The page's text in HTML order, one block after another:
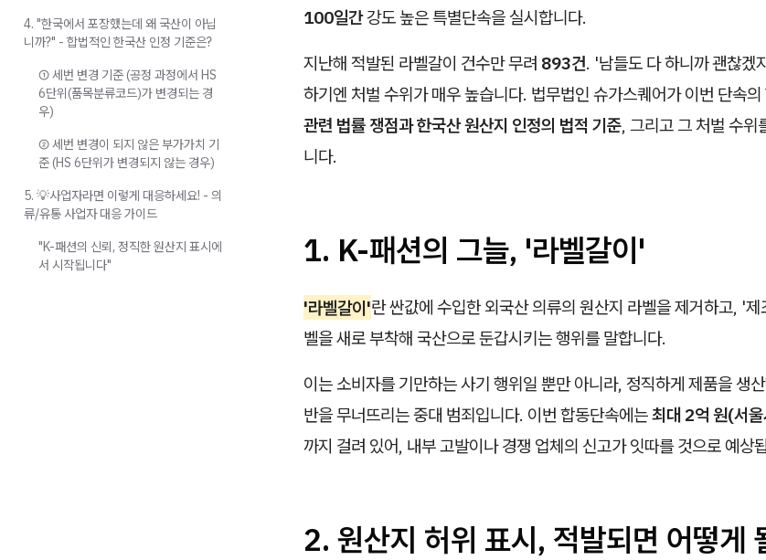
100일간강도 높은 특별단속을 실시합니다.
지난해 적발된 라벨갈이 건수만 무려 893건. '남들도 다 하니까 괜찮겠
하기엔 처벌 수위가 매우 높습니다. 법무법인 슈가스퀘어가 이번 단속의
관련 법률 쟁점과 한국산 원산지 인정의 법적 기준, 그리고 그 처벌 수위
니다.
1. K-패션의 그늘, '라벨갈이'
'라벨갈이'란 싼값에 수입한 외국산 의류의 원산지 라벨을 제거하고, '
벨을 새로 부착해 국산으로 둔갑시키는 행위를 말합니다.
이는 소비자를 기만하는 사기 행위일 뿐만 아니라, 정직하게 제품을 생
반을 무너뜨리는 중대 범죄입니다. 이번 합동단속에는최대 2억 원(서
까지 걸려 있어, 내부 고발이나 경쟁 업체의 신고가 잇따를 것으로 예상
2. 원산지 허위 표시, 적발되면 어떻게
4. "한국에서 포장했는데 왜 국산이 아닙
니까?" - 합법적인 한국산 인정 기준은?
① 세번 변경 기준 (공정 과정에서 HS
6단위(품목분류코드)가 변경되는 경
우)
② 세번 변경이 되지 않은 부가가치 기
준 (HS 6단위가 변경되지 않는 경우)
5. 💡사업자라면 이렇게 대응하세요! - 의
류/유통 사업자 대응 가이드
"K-패션의 신뢰, 정직한 원산지 표시에
서 시작됩니다"